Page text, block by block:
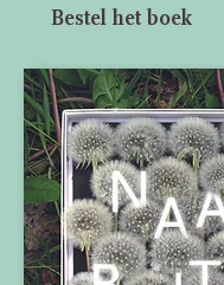
Bestel het boek